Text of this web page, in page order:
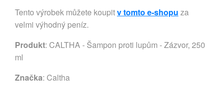
Tento výrobek můžete koupitv tomto e-shopu za
velmi výhodný peníz.
Produkt: CALTHA - Šampon proti lupům - Zázvor, 250
ml
Značka: Caltha